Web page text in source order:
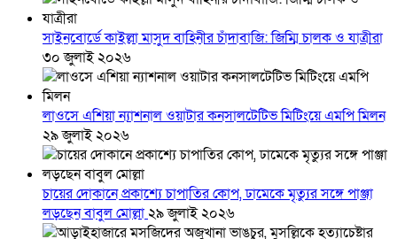
সাইনবোর্ডে কাইল্লা মাসুদ বাহিনীর চাঁদাবাজি: জিম্মি চালক ও যাত্রীরা
৩০ জুলাই ২০২৬
লাওসে এশিয়া ন্যাশনাল ওয়াটার কনসালটেটিভ মিটিংয়ে এমপি মিলন
২৯ জুলাই ২০২৬
চায়ের দোকানে প্রকাশ্যে চাপাতির কোপ, ঢামেকে মৃত্যুর সঙ্গে পাঞ্জা
লড়ছেন বাবুল মোল্লা২৯ জুলাই ২০২৬